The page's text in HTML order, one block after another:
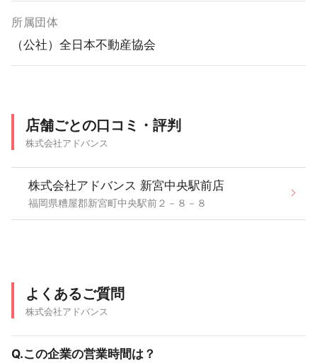
所属団体
（公社）全日本不動産協会
店舗ごとの口コミ・評判
株式会社アドバンス
株式会社アドバンス 新宮中央駅前店
福岡県糟屋郡新宮町中央駅前２－８－８
よくあるご質問
株式会社アドバンス
Q.この企業の営業時間は？